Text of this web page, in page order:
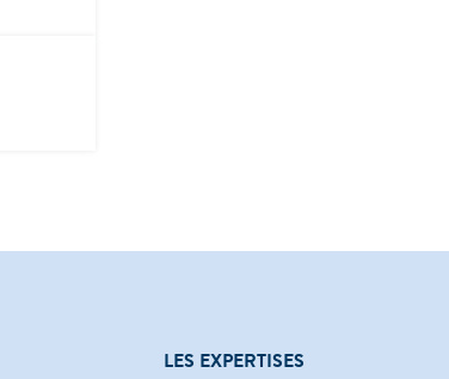
LES EXPERTISES